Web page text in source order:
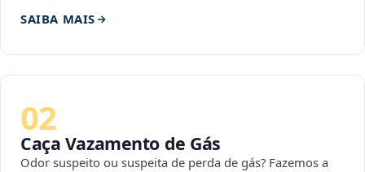
SAIBA MAIS
02
Caça Vazamento de Gás
Odor suspeito ou suspeita de perda de gás? Fazemos a